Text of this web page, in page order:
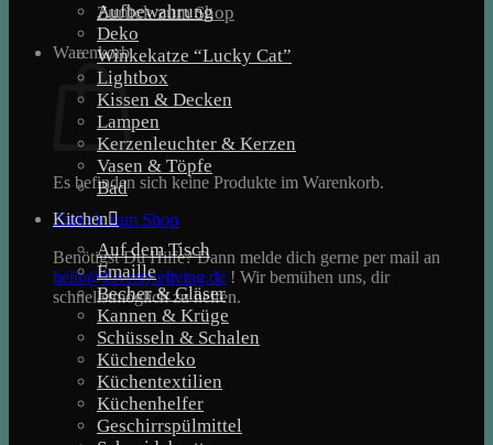
Zurück zum Shop
Warenkorb
Es befinden sich keine Produkte im Warenkorb.
Zurück zum Shop
Benötigst Du Hilfe? Dann melde dich gerne per mail an
hello@lovestyleliving.de ! Wir bemühen uns, dir
schnellstmöglich zu helfen.
Aufbewahrung
Deko
Winkekatze “Lucky Cat”
Lightbox
Kissen & Decken
Lampen
Kerzenleuchter & Kerzen
Vasen & Töpfe
Bad
Kitchen
Auf dem Tisch
Emaille
Becher & Gläser
Kannen & Krüge
Schüsseln & Schalen
Küchendeko
Küchentextilien
Küchenhelfer
Geschirrspülmittel